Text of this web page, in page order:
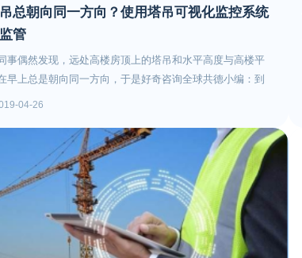
任重于泰山26.安全好 企业兴 我富我荣 安全差 企业亏 我
的人以血的教训珍爱生命 愚蠢的人以生命换取血的教训
我他 更连亲人和全家29.一人把关一处安 众人把关稳如山
处处留神 安全常在 马马虎虎 松松垮垮 事故就来31.增效千
一32.保证安全一秒钟 创造财富数不清33.一人不安全 人人
安全 效益往上翻34.安全是最大的效益 事故是最大的浪费
少 全靠安全保 安全好与坏 关键领导带38.不讲卫生要生病
命39.时时警惕安全在 沾沾自喜事故来40.宁烦十次保安全
险41.与其上班前向父母道个早安 不如下班后向父母报个平
、服管理、高标准、保安全43.雪怕太阳草怕霜 安全生产怕
松条缝 事故就钻空45.宁走百步远 不抢一步险46.凭侥幸 耍
故后悔晚47.自控互控与他控 不抓安全会失控48.与其事后痛
事前遵章守纪49.安全是颗螺丝钉 一时一刻不能松50.一人有
总朝向同一方向？使用塔吊可视化监控系统
管
事偶然发现，远处高楼房顶上的塔吊和水平高度与高楼平
早上总是朝向同一方向，于是好奇咨询全球共德小编：到
行业规定？还是工作人员的习惯？如果是工作人员的习
办法可以提前预警呢？带着这些问题，让我们一起来了解
吊安全监控系统吧~ 全球共德小编通过调查发现：塔吊在无
限位器是放开的，大臂不会锁死，会让它随风而转，都朝
为风就往那个方向。不锁定锁死在一个方向是为了预防刮
容易被吹倒引发坍塌事故。 小编在此提醒各位施工人员，
事故不是只有恶劣天气的因素，塔吊吊运管理、塔吊结构
是重要的预防举措之一！建议大家使用共德智慧工地的塔
04-26